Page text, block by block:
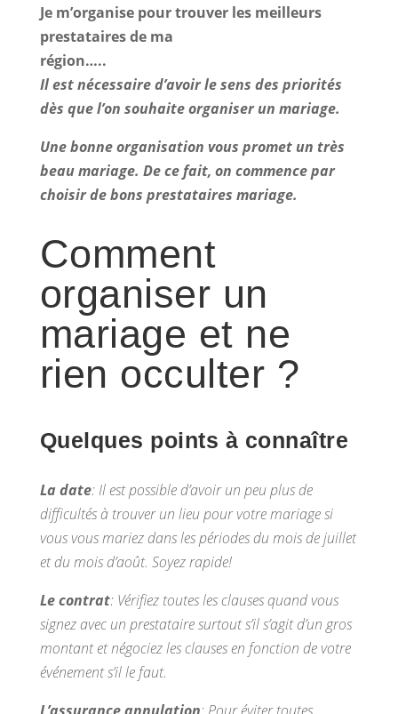
Je m’organise pour trouver les meilleurs
prestataires de ma
région…..
Il est nécessaire d’avoir le sens des priorités
dès que l’on souhaite organiser un mariage.
Une bonne organisation vous promet un très
beau mariage. De ce fait, on commence par
choisir de bons prestataires mariage.
Comment
organiser un
mariage et ne
rien occulter ?
Quelques points à connaître
La date: Il est possible d’avoir un peu plus de
difficultés à trouver un lieu pour votre mariage si
vous vous mariez dans les périodes du mois de juillet
et du mois d’août. Soyez rapide!
Le contrat: Vérifiez toutes les clauses quand vous
signez avec un prestataire surtout s’il s’agit d’un gros
montant et négociez les clauses en fonction de votre
événement s’il le faut.